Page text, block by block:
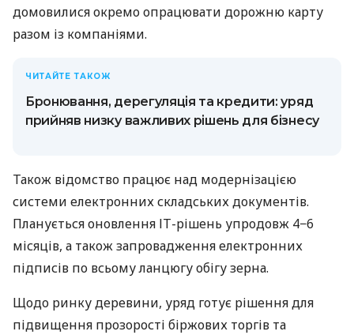
домовилися окремо опрацювати дорожню карту
разом із компаніями.
ЧИТАЙТЕ ТАКОЖ
Бронювання, дерегуляція та кредити: уряд
прийняв низку важливих рішень для бізнесу
Також відомство працює над модернізацією
системи електронних складських документів.
Планується оновлення ІТ-рішень упродовж 4−6
місяців, а також запровадження електронних
підписів по всьому ланцюгу обігу зерна.
Щодо ринку деревини, уряд готує рішення для
підвищення прозорості біржових торгів та